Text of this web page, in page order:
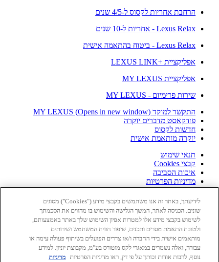
הרחבת אחריות לקסוס ל-4/5 שנים
Lexus Relax - אחריות ל-10 שנים
Lexus Relax - ביטוח בהתאמה אישית
אפליקציית +LEXUS LINK
אפליקציית MY LEXUS
שירות פרימיום - MY LEXUS
התקשר למוקד MY LEXUS (Opens in new window)
פודקאסט מדברים יוקרה
חדשות לקסוס
יוקרה מותאמת אישית
תנאי שימוש
קבצי Cookies
איכות הסביבה
מדיניות הפרטיות
הצהרת נגישות
Lexus International (Opens in new window)
מפת אתר
(Opens in new window)
(Opens in new window)
(Opens in new window)
(Opens in new window)
(Opens in new window)
לידיעתך, באתר זה אנו משתמשים בקבצי מידע ("Cookies") מסוגים
שונים. הכניסה לאתר, המשך הגלישה והשימוש בו מהווים את הסכמתך
לשימוש בקבצי מידע אלו למטרות אפיון השימוש שלך באתר באמצעותם,
ולטובת התאמת מסרים ותכנים, שיפור חווית המשתמש ושירותים
מותאמים אישית בידי החברה ו/או צדדים הפועלים בשיתוף פעולה עימה או
עבורה, ואלה נשמרים במאגרי לקס מוטורס בע"מ, מקבוצת יוניון. למידע
נוסף, לרבות אודות זכותך על פי דין, ראו מדיניות הפרטיות מדיניות